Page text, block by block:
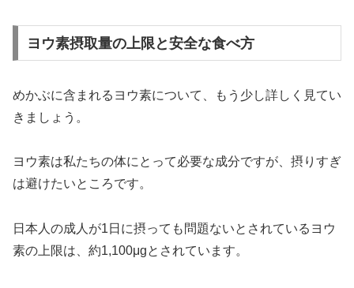
ヨウ素摂取量の上限と安全な食べ方
めかぶに含まれるヨウ素について、もう少し詳しく見てい
きましょう。
ヨウ素は私たちの体にとって必要な成分ですが、摂りすぎ
は避けたいところです。
日本人の成人が1日に摂っても問題ないとされているヨウ
素の上限は、約1,100μgとされています。